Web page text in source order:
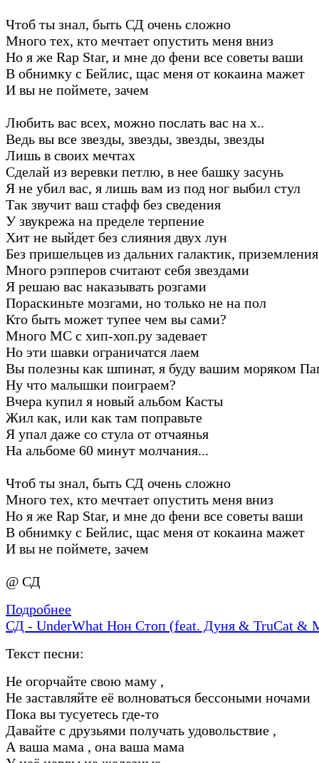
Чтоб ты знал, быть СД очень сложно
Много тех, кто мечтает опустить меня вниз
Но я же Rap Star, и мне до фени все советы ваши
В обнимку с Бейлис, щас меня от кокаина мажет
И вы не поймете, зачем
Любить вас всех, можно послать вас на х..
Ведь вы все звезды, звезды, звезды, звезды
Лишь в своих мечтах
Сделай из веревки петлю, в нее башку засунь
Я не убил вас, я лишь вам из под ног выбил стул
Так звучит ваш стафф без сведения
У звукрежа на пределе терпение
Хит не выйдет без слияния двух лун
Без пришельцев из дальних галактик, приземления
Много рэпперов считают себя звездами
Я решаю вас наказывать розгами
Пораскиньте мозгами, но только не на пол
Кто быть может тупее чем вы сами?
Много МС с хип-хоп.ру задевает
Но эти шавки ограничатся лаем
Вы полезны как шпинат, я буду вашим моряком
Ну что малышки поиграем?
Вчера купил я новый альбом Касты
Жил как, или как там поправьте
Я упал даже со стула от отчаянья
На альбоме 60 минут молчания...
Чтоб ты знал, быть СД очень сложно
Много тех, кто мечтает опустить меня вниз
Но я же Rap Star, и мне до фени все советы ваши
В обнимку с Бейлис, щас меня от кокаина мажет
И вы не поймете, зачем
@ СД
Подробнее
СД - UnderWhat Нон Стоп (feat. Дуня & TruCat &
Текст песни:
Не огорчайте свою маму ,
Не заставляйте её волноваться бессоными ночами
Пока вы тусуетесь где-то
Давайте с друзьями получать удовольствие ,
А ваша мама , она ваша мама